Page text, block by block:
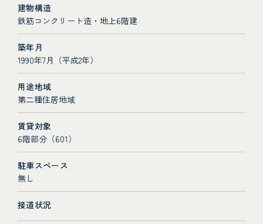
建物構造
鉄筋コンクリート造・地上6階建
築年月
1990年7月（平成2年）
用途地域
第二種住居地域
賃貸対象
6階部分（601）
駐車スペース
無し
接道状況